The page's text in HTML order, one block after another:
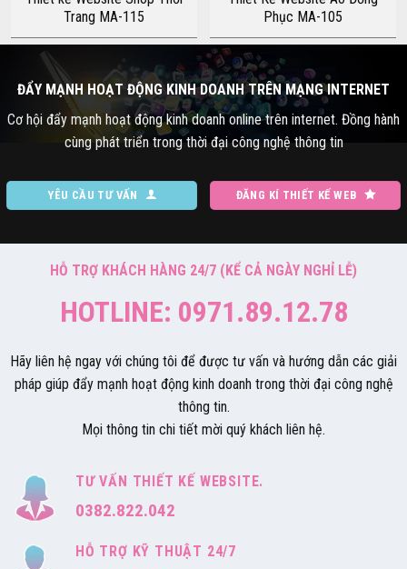
Trang MA-115
Phục MA-105
ĐẨY MẠNH HOẠT ĐỘNG KINH DOANH TRÊN MẠNG INTERNET
Cơ hội đẩy mạnh hoạt động kinh doanh online trên internet. Đồng hành
cùng phát triển trong thời đại công nghệ thông tin
YÊU CẦU TƯ VẤN ĐĂNG KÍ THIẾT KẾ WEB
HỖ TRỢ KHÁCH HÀNG 24/7 (KỂ CẢ NGÀY NGHỈ LỄ)
HOTLINE: 0971.89.12.78
Hãy liên hệ ngay với chúng tôi để được tư vấn và hướng dẫn các giải
pháp giúp đẩy mạnh hoạt động kinh doanh trong thời đại công nghệ
thông tin.
Mọi thông tin chi tiết mời quý khách liên hệ.
TƯ VẤN THIẾT KẾ WEBSITE.
0382.822.042
HỖ TRỢ KỸ THUẬT 24/7